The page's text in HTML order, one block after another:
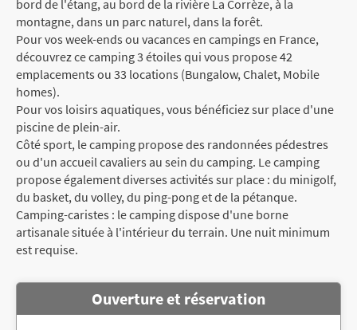
bord de l'étang, au bord de la rivière La Corrèze, à la
montagne, dans un parc naturel, dans la forêt.
Pour vos week-ends ou vacances en campings en France,
découvrez ce camping 3 étoiles qui vous propose 42
emplacements ou 33 locations (Bungalow, Chalet, Mobile
homes).
Pour vos loisirs aquatiques, vous bénéficiez sur place d'une
piscine de plein-air.
Côté sport, le camping propose des randonnées pédestres
ou d'un accueil cavaliers au sein du camping. Le camping
propose également diverses activités sur place : du minigolf,
du basket, du volley, du ping-pong et de la pétanque.
Camping-caristes : le camping dispose d'une borne
artisanale située à l'intérieur du terrain. Une nuit minimum
est requise.
Ouverture et réservation